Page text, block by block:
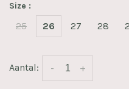
Size :
25 26 27 28
Aantal: +
-